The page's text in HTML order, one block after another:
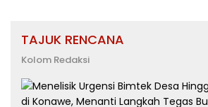
TAJUK RENCANA
Kolom Redaksi